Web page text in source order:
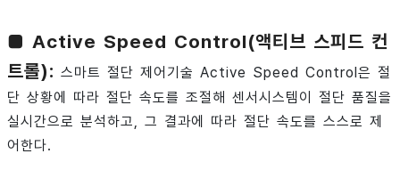
■ Active Speed Control(액티브 스피드 컨
트롤): 스마트 절단 제어기술 Active Speed Control은 절
단 상황에 따라 절단 속도를 조절해 센서시스템이 절단 품질을
실시간으로 분석하고, 그 결과에 따라 절단 속도를 스스로 제
어한다.